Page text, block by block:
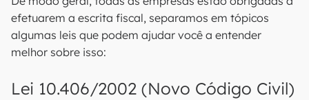
efetuarem a escrita fiscal, separamos em tópicos
algumas leis que podem ajudar você a entender
melhor sobre isso:
Lei 10.406/2002 (Novo Código Civil)